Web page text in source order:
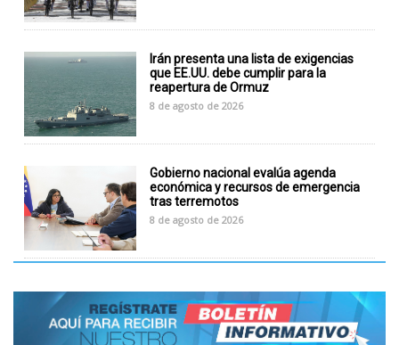
Irán presenta una lista de exigencias
que EE.UU. debe cumplir para la
reapertura de Ormuz
8 de agosto de 2026
Gobierno nacional evalúa agenda
económica y recursos de emergencia
tras terremotos
8 de agosto de 2026